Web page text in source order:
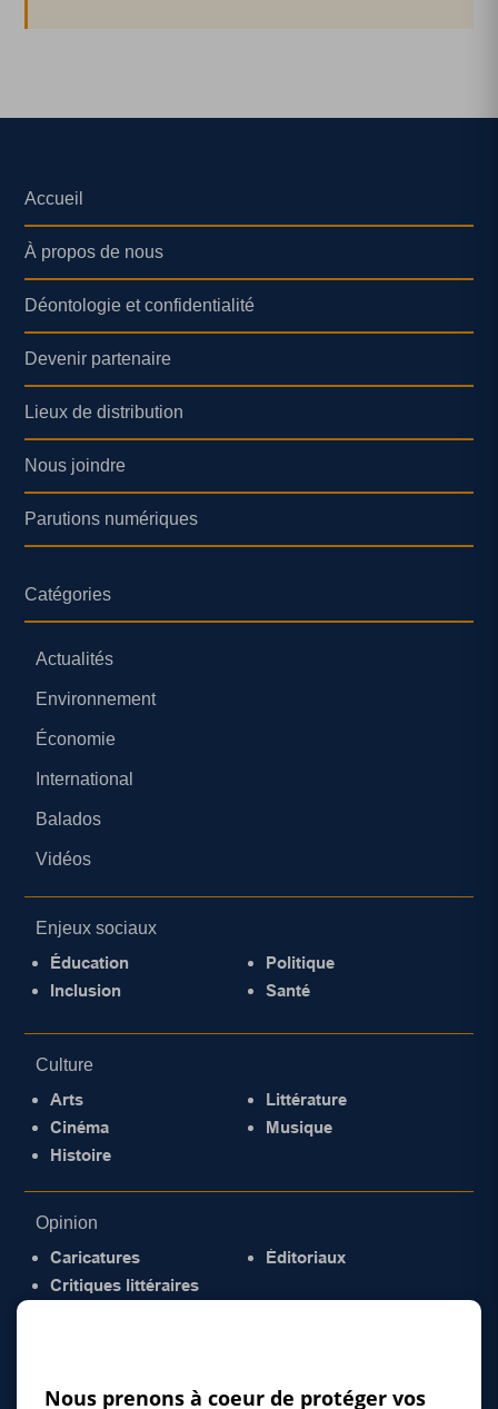
Accueil
À propos de nous
Déontologie et confidentialité
Devenir partenaire
Lieux de distribution
Nous joindre
Parutions numériques
Catégories
Actualités
Environnement
Économie
International
Balados
Vidéos
Enjeux sociaux
Éducation
Inclusion
Politique
Santé
Culture
Arts
Cinéma
Histoire
Littérature
Musique
Opinion
Caricatures
Critiques littéraires
Éditoriaux
Nous prenons à coeur de protéger vos